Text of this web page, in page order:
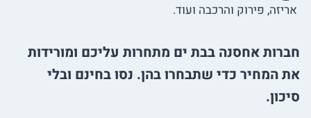
אריזה, פירוק והרכבה ועוד.
חברות אחסנה בבת ים מתחרות עליכם ומורידות
את המחיר כדי שתבחרו בהן. נסו בחינם ובלי
סיכון.